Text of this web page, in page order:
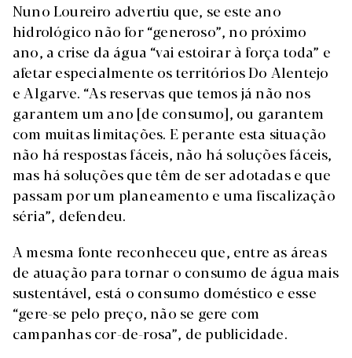
Nuno Loureiro advertiu que, se este ano
hidrológico não for “generoso”, no próximo
ano, a crise da água “vai estoirar à força toda” e
afetar especialmente os territórios Do Alentejo
e Algarve. “As reservas que temos já não nos
garantem um ano [de consumo], ou garantem
com muitas limitações. E perante esta situação
não há respostas fáceis, não há soluções fáceis,
mas há soluções que têm de ser adotadas e que
passam por um planeamento e uma fiscalização
séria”, defendeu.
A mesma fonte reconheceu que, entre as áreas
de atuação para tornar o consumo de água mais
sustentável, está o consumo doméstico e esse
“gere-se pelo preço, não se gere com
campanhas cor-de-rosa”, de publicidade.